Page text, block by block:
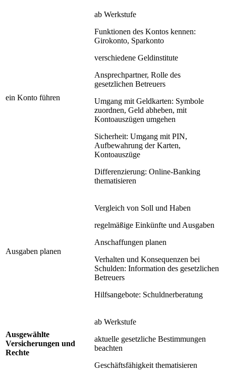
ein Konto führen
ab Werkstufe
Funktionen des Kontos kennen:
Girokonto, Sparkonto
verschiedene Geldinstitute
Ansprechpartner, Rolle des
gesetzlichen Betreuers
Umgang mit Geldkarten: Symbole
zuordnen, Geld abheben, mit
Kontoauszügen umgehen
Sicherheit: Umgang mit PIN,
Aufbewahrung der Karten,
Kontoauszüge
Differenzierung: Online-Banking
thematisieren
Ausgaben planen
Vergleich von Soll und Haben
regelmäßige Einkünfte und Ausgaben
Anschaffungen planen
Verhalten und Konsequenzen bei
Schulden: Information des gesetzlichen
Betreuers
Hilfsangebote: Schuldnerberatung
Ausgewählte
Versicherungen und
Rechte
ab Werkstufe
aktuelle gesetzliche Bestimmungen
beachten
Geschäftsfähigkeit thematisieren